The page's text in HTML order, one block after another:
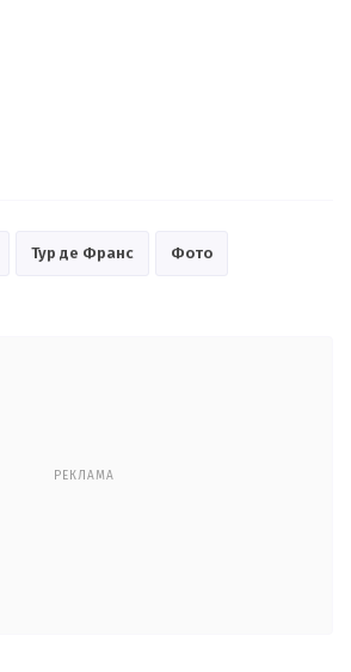
Тур де Франс Фото
РЕКЛАМА